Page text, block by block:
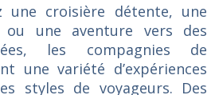
une croisière détente, une
ou une aventure vers des
les compagnies de
une variété d’expériences
styles de voyageurs. Des